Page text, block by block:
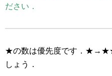
ださい．
★の数は優先度です．
しょう．